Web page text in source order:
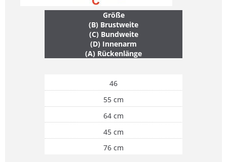
Größe
(B) Brustweite
(C) Bundweite
(D) Innenarm
(A) Rückenlänge
46
55 cm
64 cm
45 cm
76 cm